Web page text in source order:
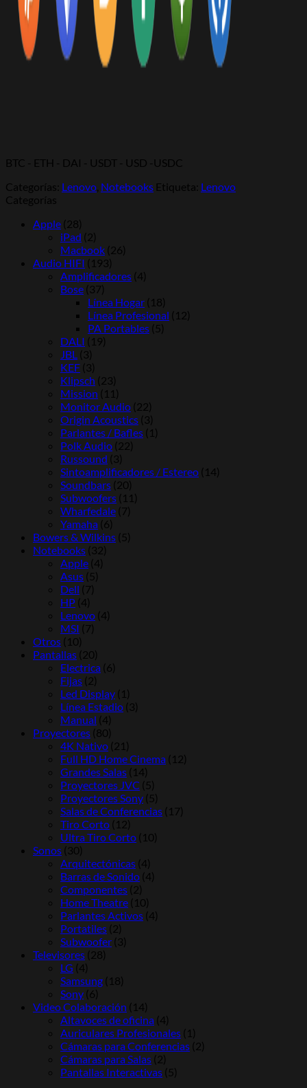
BTC - ETH - DAI - USDT - USD -USDC
Categorías: Lenovo Notebooks Etiqueta: Lenovo
Categorías
Apple (28)
iPad (2)
Macbook (26)
Audio HIFI (193)
Amplificadores (4)
Bose (37)
Línea Hogar (18)
Línea Profesional (12)
PA Portables (5)
DALI (19)
JBL (3)
KEF (3)
Klipsch (23)
Mission (11)
Monitor Audio (22)
Origin Acoustics (3)
Parlantes / Bafles (1)
Polk Audio (22)
Russound (3)
Sintoamplificadores / Estereo (14)
Soundbars (20)
Subwoofers (11)
Wharfedale (7)
Yamaha (6)
Bowers & Wilkins (5)
Notebooks (32)
Apple (4)
Asus (5)
Dell (7)
HP (4)
Lenovo (4)
MSI (7)
Otros (10)
Pantallas (20)
Electrica (6)
Fijas (2)
Led Display (1)
Línea Estadio (3)
Manual (4)
Proyectores (80)
4K Nativo (21)
Full HD Home Cinema (12)
Grandes Salas (14)
Proyectores JVC (5)
Proyectores Sony (5)
Salas de Conferencias (17)
Tiro Corto (12)
Ultra Tiro Corto (10)
Sonos (30)
Arquitectónicas (4)
Barras de Sonido (4)
Componentes (2)
Home Theatre (10)
Parlantes Activos (4)
Portatiles (2)
Subwoofer (3)
Televisores (28)
LG (4)
Samsung (18)
Sony (6)
Video Colaboración (14)
Altavoces de oficina (4)
Auriculares Profesionales (1)
Cámaras para Conferencias (2)
Cámaras para Salas (2)
Pantallas Interactivas (5)